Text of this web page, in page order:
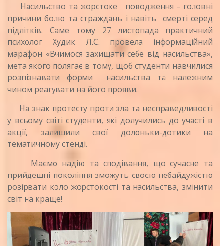
Насильство та жорстоке поводження – головні
причини болю та страждань і навіть смерті серед
підлітків. Саме тому 27 листопада практичний
психолог Худик Л.С. провела інформаційний
марафон «Вчимося захищати себе від насильства»,
мета якого полягає в тому, щоб студенти навчилися
розпізнавати форми насильства та належним
чином реагувати на його прояви.
На знак протесту проти зла та несправедливості
у всьому світі студенти, які долучились до участі в
акції, залишили свої долоньки-дотики на
тематичному стенді.
Маємо надію та сподівання, що сучасне та
прийдешні покоління зможуть своєю небайдужістю
розірвати коло жорстокості та насильства, змінити
світ на краще!